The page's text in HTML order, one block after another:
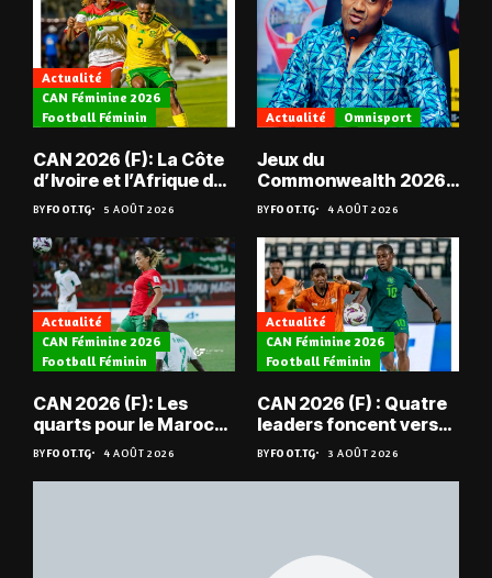
Actualité
CAN Féminine 2026
Football Féminin
CAN 2026 (F): La Côte
d’Ivoire et l’Afrique du
Sud en quarts
BYFOOT.TG 5 AOÛT 2026
Actualité Omnisport
Jeux du
Commonwealth 2026 :
« Les médailles ne
tombent pas du ciel »,
Benjamin Boukpeti
BYFOOT.TG 4 AOÛT 2026
Actualité
CAN Féminine 2026
Football Féminin
CAN 2026 (F): Les
quarts pour le Maroc
et l’Algérie
BYFOOT.TG 4 AOÛT 2026
Actualité
CAN Féminine 2026
Football Féminin
CAN 2026 (F) : Quatre
leaders foncent vers
les quarts
BYFOOT.TG 3 AOÛT 2026